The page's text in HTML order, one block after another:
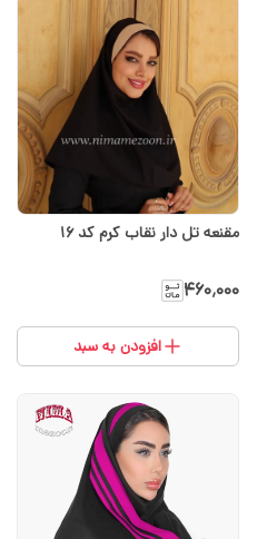
مقنعه تل دار نقاب کرم کد 16
۴۶۰٬۰۰۰
افزودن به سبد